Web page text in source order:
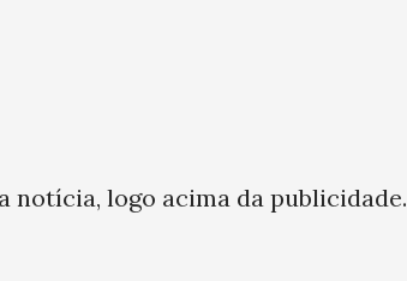
logo acima da publicidade.